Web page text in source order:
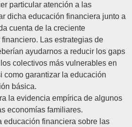
particular atención a las
dicha educación financiera junto a
cuenta de la creciente
Las estrategias de
ayudarnos a reducir los gaps
colectivos más vulnerables en
como garantizar la educación
básica.
la evidencia empírica de algunos
economías familiares.
educación financiera sobre las